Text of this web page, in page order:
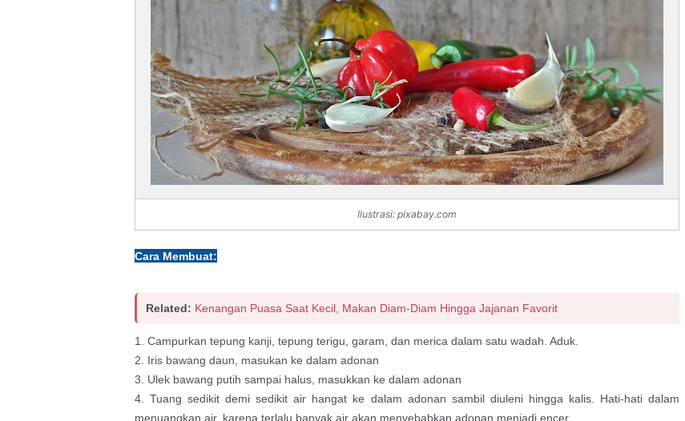
Ilustrasi: pixabay.com
Cara Membuat:
Related: Kenangan Puasa Saat Kecil, Makan Diam-Diam Hingga Jajanan Favorit
1. Campurkan tepung kanji, tepung terigu, garam, dan merica dalam satu wadah. Aduk.
2. Iris bawang daun, masukan ke dalam adonan
3. Ulek bawang putih sampai halus, masukkan ke dalam adonan
4. Tuang sedikit demi sedikit air hangat ke dalam adonan sambil diuleni hingga kalis. Hati-hati dalam
menuangkan air, karena terlalu banyak air akan menyebabkan adonan menjadi encer.